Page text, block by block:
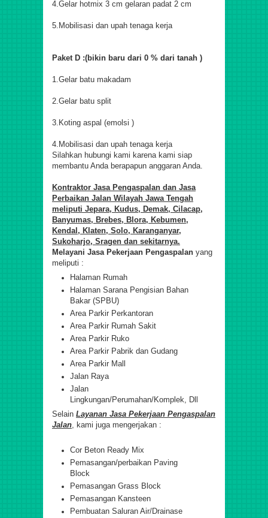
4.Gelar hotmix 3 cm gelaran padat 2 cm
5.Mobilisasi dan upah tenaga kerja
Paket D :(bikin baru dari 0 % dari tanah )
1.Gelar batu makadam
2.Gelar batu split
3.Koting aspal (emolsi )
4.Mobilisasi dan upah tenaga kerja
Silahkan hubungi kami karena kami siap
membantu Anda berapapun anggaran Anda.
Kontraktor Jasa Pengaspalan dan Jasa
Perbaikan Jalan Wilayah Jawa Tengah
meliputi Jepara, Kudus, Demak, Cilacap,
Banyumas, Brebes, Blora, Kebumen,
Kendal, Klaten, Solo, Karanganyar,
Sukoharjo, Sragen dan sekitarnya.
Melayani Jasa Pekerjaan Pengaspalan yang
meliputi :
Halaman Rumah
Halaman Sarana Pengisian Bahan
Bakar (SPBU)
Area Parkir Perkantoran
Area Parkir Rumah Sakit
Area Parkir Ruko
Area Parkir Pabrik dan Gudang
Area Parkir Mall
Jalan Raya
Jalan
Lingkungan/Perumahan/Komplek, Dll
Selain Layanan Jasa Pekerjaan Pengaspalan
Jalan , kami juga mengerjakan :
Cor Beton Ready Mix
Pemasangan/perbaikan Paving
Block
Pemasangan Grass Block
Pemasangan Kansteen
Pembuatan Saluran Air/Drainase